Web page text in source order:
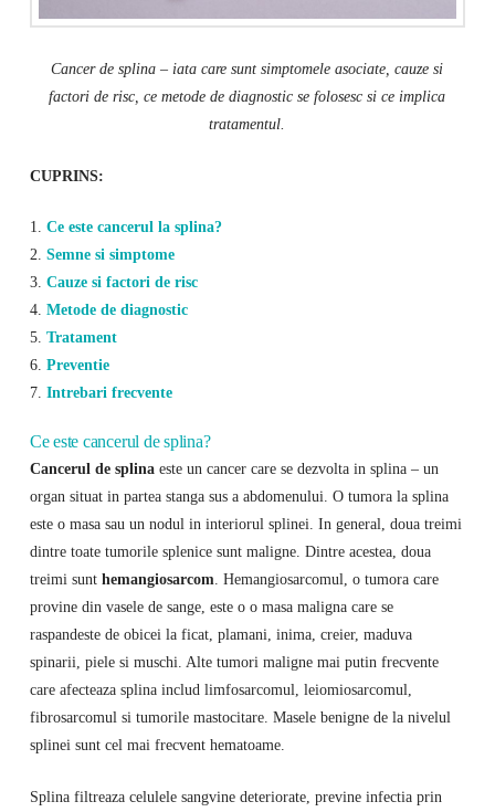
Cancer de splina – iata care sunt simptomele asociate, cauze si
factori de risc, ce metode de diagnostic se folosesc si ce implica
tratamentul.
CUPRINS:
1. Ce este cancerul la splina?
2. Semne si simptome
3. Cauze si factori de risc
4. Metode de diagnostic
5. Tratament
6. Preventie
7. Intrebari frecvente
Ce este cancerul de splina?
Cancerul de splinaeste un cancer care se dezvolta in splina – un
organ situat in partea stanga sus a abdomenului. O tumora la splina
este o masa sau un nodul in interiorul splinei. In general, doua treimi
dintre toate tumorile splenice sunt maligne. Dintre acestea, doua
treimi sunt hemangiosarcom . Hemangiosarcomul, o tumora care
provine din vasele de sange, este o o masa maligna care se
raspandeste de obicei la ficat, plamani, inima, creier, maduva
spinarii, piele si muschi. Alte tumori maligne mai putin frecvente
care afecteaza splina includ limfosarcomul, leiomiosarcomul,
fibrosarcomul si tumorile mastocitare. Masele benigne de la nivelul
splinei sunt cel mai frecvent hematoame.
Splina filtreaza celulele sangvine deteriorate, previne infectia prin